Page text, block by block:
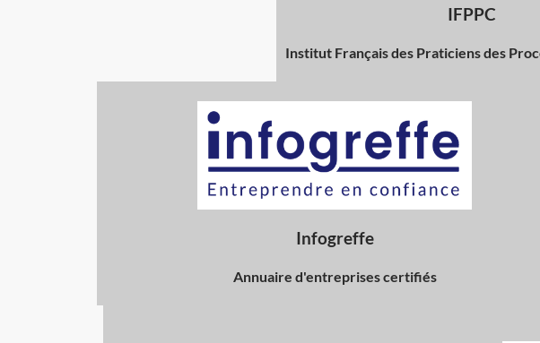
IFPPC
Institut Français des Praticiens des
Infogreffe
Annuaire d'entreprises certifiés